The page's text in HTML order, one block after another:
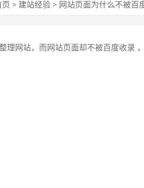
页 > 建站经验 > 网站页面为什么不被百
理网站，而网站页面却不被百度收录